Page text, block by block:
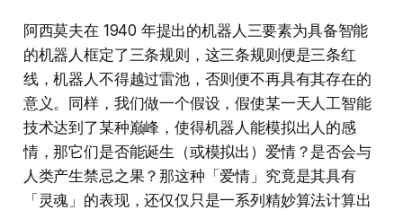
阿西莫夫在 1940 年提出的机器人三要素为具备智能
的机器人框定了三条规则，这三条规则便是三条红
线，机器人不得越过雷池，否则便不再具有其存在的
意义。同样，我们做一个假设，假使某一天人工智能
技术达到了某种巅峰，使得机器人能模拟出人的感
情，那它们是否能诞生（或模拟出）爱情？是否会与
人类产生禁忌之果？那这种「爱情」究竟是其具有
「灵魂」的表现，还仅仅只是一系列精妙算法计算出